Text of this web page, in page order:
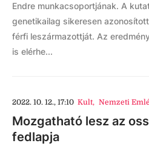
Endre munkacsoportjának. A
genetikailag sikeresen
férfi leszármazottját. Az
is elérhe...
2022. 10. 12., 17:10 Kult, Nemzeti
Mozgatható lesz az
fedlapja